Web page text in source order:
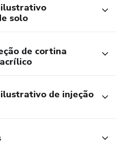
ilustrativo
solo
de cortina
ilustrativo de injeção